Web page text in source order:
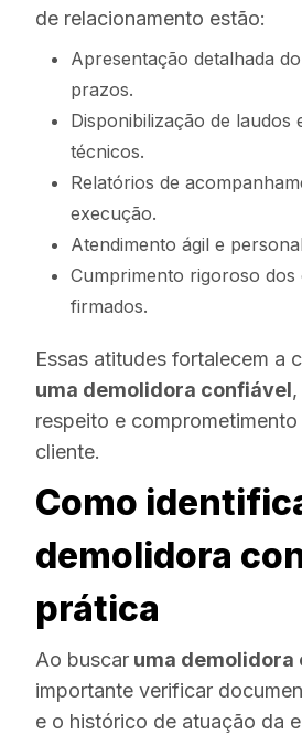
de relacionamento estão:
Apresentação detalhada
prazos.
Disponibilização de laudos
técnicos.
Relatórios de
execução.
Atendimento ágil e
Cumprimento rigoroso dos
firmados.
Essas atitudes fortalecem a
uma demolidora confiável
respeito e
cliente.
Como
demolidora
prática
Ao buscar uma demolidora
importante verificar
e o histórico de atuação da